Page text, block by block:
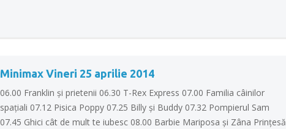
Minimax Vineri 25 aprilie 2014
06.00 Franklin şi prietenii 06.30 T-Rex Express 07.00 Familia câinilor
spaţiali 07.12 Pisica Poppy 07.25 Billy şi Buddy 07.32 Pompierul Sam
07.45 Ghici cât de mult te iubesc 08.00 Barbie Mariposa şi Zâna Prinţesă